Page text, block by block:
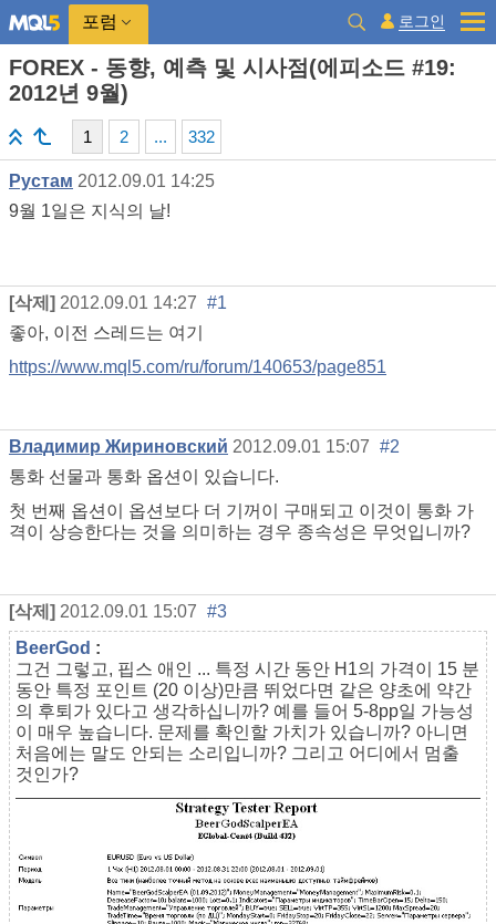
포럼 로그인
FOREX - 동향, 예측 및 시사점(에피소드 #19:
2012년 9월)
1 2 ... 332
Рустам 2012.09.01 14:25
9월 1일은 지식의 날!
[삭제] 2012.09.01 14:27 #1
좋아, 이전 스레드는 여기
https://www.mql5.com/ru/forum/140653/page851
Владимир Жириновский 2012.09.01 15:07 #2
통화 선물과 통화 옵션이 있습니다.
첫 번째 옵션이 옵션보다 더 기꺼이 구매되고 이것이 통화 가
격이 상승한다는 것을 의미하는 경우 종속성은 무엇입니까?
[삭제] 2012.09.01 15:07 #3
BeerGod :
그건 그렇고, 핍스 애인 ... 특정 시간 동안 H1의 가격이 15 분
동안 특정 포인트 (20 이상)만큼 뛰었다면 같은 양초에 약간
의 후퇴가 있다고 생각하십니까? 예를 들어 5-8pp일 가능성
이 매우 높습니다. 문제를 확인할 가치가 있습니까? 아니면
처음에는 말도 안되는 소리입니까? 그리고 어디에서 멈출
것인가?